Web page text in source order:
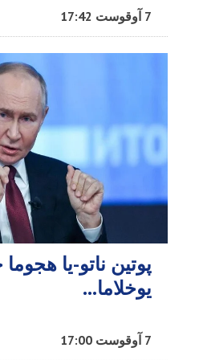
7 آوقوست 17:42
پوتین ناتو-یا
یوخلاما...
7 آوقوست 17:00